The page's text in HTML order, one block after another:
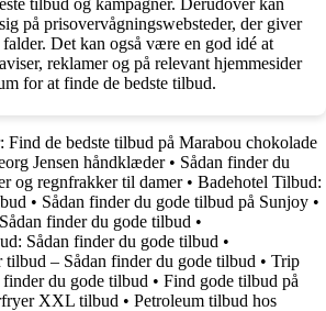
tilbud og kampagner. Derudover kan
på prisovervågningswebsteder, der giver
Det kan også være en god idé at
reklamer og på relevant hjemmesider
for at finde de bedste tilbud.
Find de bedste tilbud på Marabou chokolade
Jensen håndklæder• Sådan finder du
og regnfrakker til damer • Badehotel Tilbud:
• Sådan finder du gode tilbud på Sunjoy •
finder du gode tilbud •
Sådan finder du gode tilbud •
– Sådan finder du gode tilbud • Trip
du gode tilbud • Find gode tilbud på
XXL tilbud • Petroleum tilbud hos